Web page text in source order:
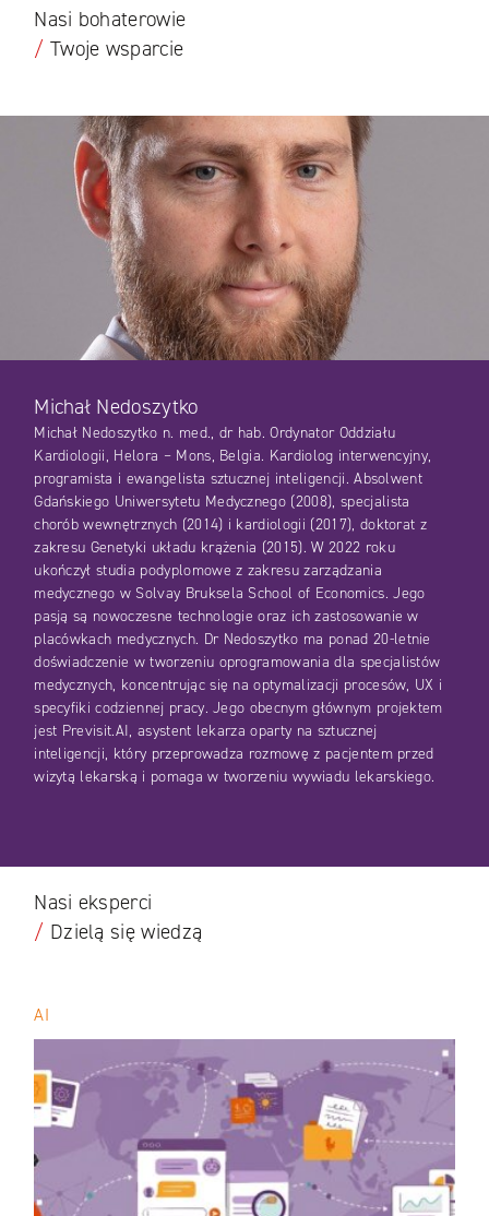
Nasi bohaterowie
/ Twoje wsparcie
Michał Nedoszytko
Michał Nedoszytko n. med., dr hab. Ordynator Oddziału
Kardiologii, Helora – Mons, Belgia. Kardiolog interwencyjny,
programista i ewangelista sztucznej inteligencji. Absolwent
Gdańskiego Uniwersytetu Medycznego (2008), specjalista
chorób wewnętrznych (2014) i kardiologii (2017), doktorat z
zakresu Genetyki układu krążenia (2015). W 2022 roku
ukończył studia podyplomowe z zakresu zarządzania
medycznego w Solvay Bruksela School of Economics. Jego
pasją są nowoczesne technologie oraz ich zastosowanie w
placówkach medycznych. Dr Nedoszytko ma ponad 20-letnie
doświadczenie w tworzeniu oprogramowania dla specjalistów
medycznych, koncentrując się na optymalizacji procesów, UX i
specyfiki codziennej pracy. Jego obecnym głównym projektem
jest Previsit.AI, asystent lekarza oparty na sztucznej
inteligencji, który przeprowadza rozmowę z pacjentem przed
wizytą lekarską i pomaga w tworzeniu wywiadu lekarskiego.
Nasi eksperci
/ Dzielą się wiedzą
AI